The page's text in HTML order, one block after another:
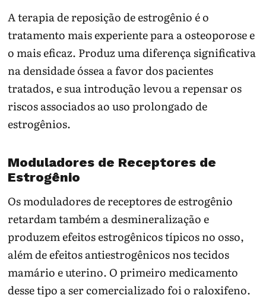
A terapia de reposição de estrogênio é o
tratamento mais experiente para a osteoporose e
o mais eficaz. Produz uma diferença significativa
na densidade óssea a favor dos pacientes
tratados, e sua introdução levou a repensar os
riscos associados ao uso prolongado de
estrogênios.
Moduladores de Receptores de
Estrogênio
Os moduladores de receptores de estrogênio
retardam também a desmineralização e
produzem efeitos estrogênicos típicos no osso,
além de efeitos antiestrogênicos nos tecidos
mamário e uterino. O primeiro medicamento
desse tipo a ser comercializado foi o raloxifeno.